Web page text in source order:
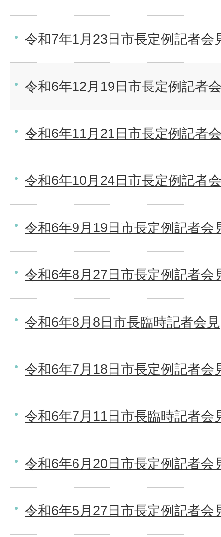
令和7年1月23日市長定例記者会
令和6年12月19日市長定例記者
令和6年11月21日市長定例記者
令和6年10月24日市長定例記者
令和6年9月19日市長定例記者会
令和6年8月27日市長定例記者会
令和6年8月8日市長臨時記者会見
令和6年7月18日市長定例記者会
令和6年7月11日市長臨時記者会
令和6年6月20日市長定例記者会
令和6年5月27日市長定例記者会